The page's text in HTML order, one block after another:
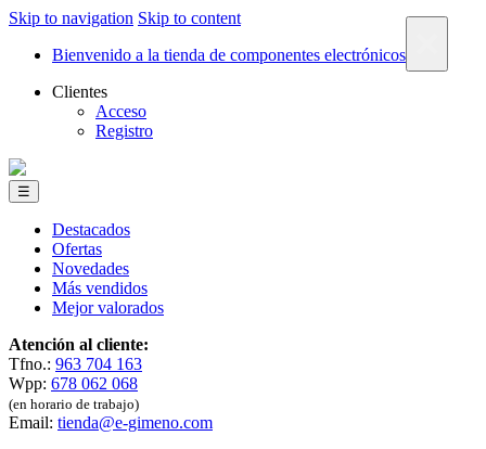
Skip to navigation Skip to content
Bienvenido a la tienda de componentes electrónicos
Clientes
Acceso
Registro
☰
Destacados
Ofertas
Novedades
Más vendidos
Mejor valorados
Atención al cliente:
Tfno.: 963 704 163
Wpp: 678 062 068
(en horario de trabajo)
Email: tienda@e-gimeno.com